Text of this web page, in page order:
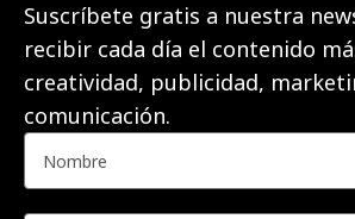
Suscríbete gratis a nuestra
recibir cada día el contenido
creatividad, publicidad,
comunicación.